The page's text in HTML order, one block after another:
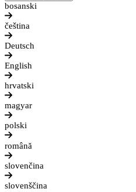
bosanski
čeština
Deutsch
English
hrvatski
magyar
polski
română
slovenčina
slovenščina